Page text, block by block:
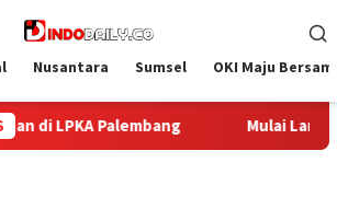
Nusantara Sumsel OKI Maju
Lapas Palembang Sambut Peserta